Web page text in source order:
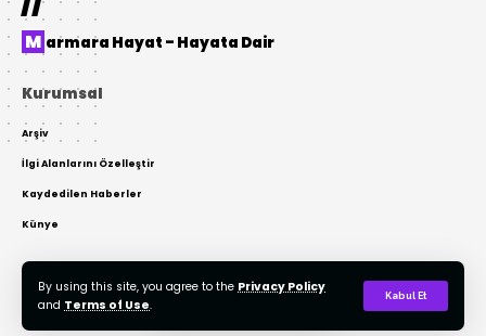
By using this site, you agree to the Privacy Policy
and Terms of Use.
Kabul Et
Marmara Hayat – Hayata Dair
Kurumsal
Arşiv
İlgi Alanlarını Özelleştir
Kaydedilen Haberler
Künye
© 2022 Tasarım: AKTOR Bilişim. Tüm Hakları Gizlidir. Kaynak Gösterilmeden